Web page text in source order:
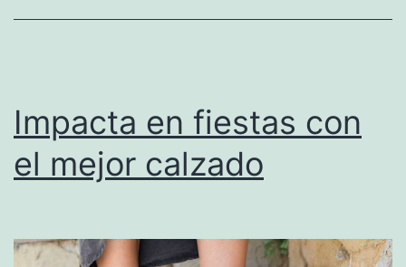
Impacta en fiestas con
el mejor calzado